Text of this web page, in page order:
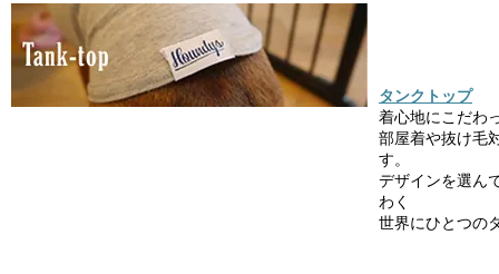
タンクトップ
着心地にこだわ
部屋着や抜け毛
す。
デザインを選ん
わく
世界にひとつの